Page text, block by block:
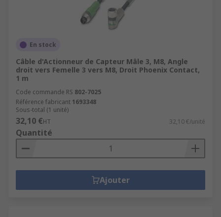
En stock
Câble d'Actionneur de Capteur Mâle 3, M8, Angle
droit vers Femelle 3 vers M8, Droit Phoenix Contact,
1 m
Code commande RS 802-7025
Référence fabricant 1693348
Sous-total (1 unité)
32,10 €HT 32,10 €/unité
Quantité
Ajouter